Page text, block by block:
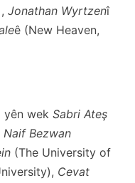
Jonathan Wyrtzenî
ê (New Heaven,
yên wek Sabri Ateş
Naif Bezwan
(The University of
Cevat